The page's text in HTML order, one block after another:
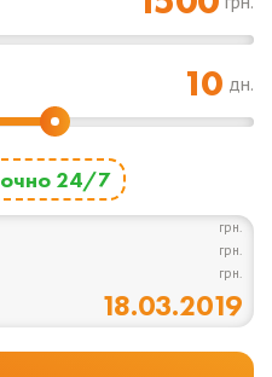
дн.
24/7
грн.
грн.
грн.
18.03.2019